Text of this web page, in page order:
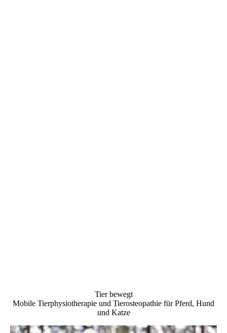
Tier bewegt
Mobile Tierphysiotherapie und Tierosteopathie für Pferd, Hund
und Katze